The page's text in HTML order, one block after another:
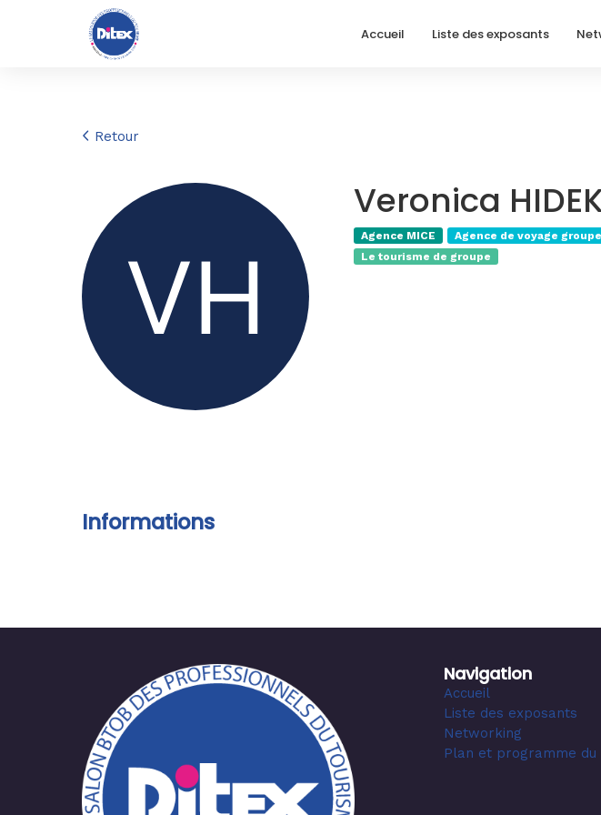
Accueil Liste des exposants
Retour
Veronica
Agence MICE Agence de voyage groupe
Le tourisme de groupe
Informations
Navigation
Accueil
Liste des exposants
Networking
Plan et programme du